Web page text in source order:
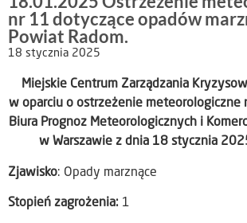
nr 11 dotyczące opadów
Powiat Radom.
18 stycznia 2025
Miejskie Centrum Zarządzania
w oparciu o ostrzeżenie meteorologiczne
Biura Prognoz Meteorologicznych i
w Warszawie z dnia 18 stycznia
Zjawisko: Opady marznące
Stopień zagrożenia: 1